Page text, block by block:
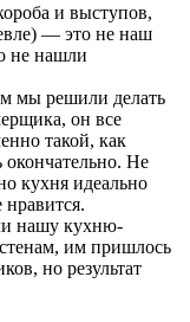
и выступов,
— это не наш
не нашли
мы решили делать
он все
такой, как
окончательно. Не
кухня идеально
нравится.
нашу кухню-
им пришлось
но результат